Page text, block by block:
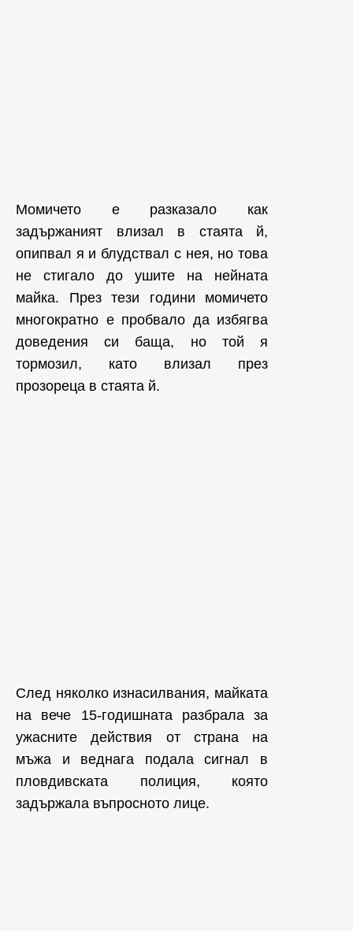
Момичето е разказало как
задържаният влизал в стаята й,
опипвал я и блудствал с нея, но това
не стигало до ушите на нейната
майка. През тези години момичето
многократно е пробвало да избягва
доведения си баща, но той я
тормозил, като влизал през
прозореца в стаята й.
След няколко изнасилвания, майката
на вече 15-годишната разбрала за
ужасните действия от страна на
мъжа и веднага подала сигнал в
пловдивската полиция, която
задържала въпросното лице.